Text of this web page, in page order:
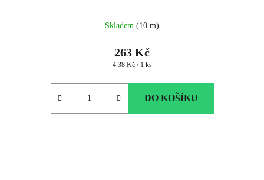
Skladem (10 m)
263 Kč
Měrná
4.38 Kč / 1 ks
DO KOŠÍKU